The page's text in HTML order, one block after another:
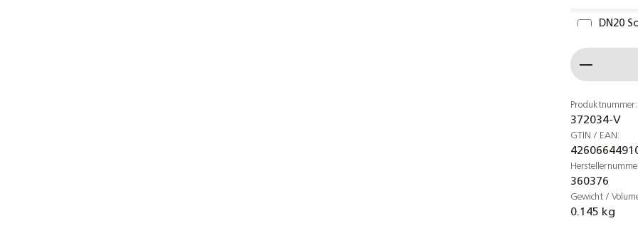
DN20
188,00
259,90 €
4er-
Produktnummer:
372034-V
GTIN / EAN:
360376
Gewicht /
0.145 kg